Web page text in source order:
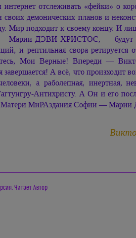
отслеживать «фейки» о
своих демонических планов и
Мир подходит к своему концу. И
Марии ДЭВИ ХРИСТОС, —будут
и рептильная свора ретируется
Мои Верные! Впереди —
А всё, что произходит
а раболепная, инертная,
Антихристу. А Он и его
МиРАздания Софии —
Читает Автор